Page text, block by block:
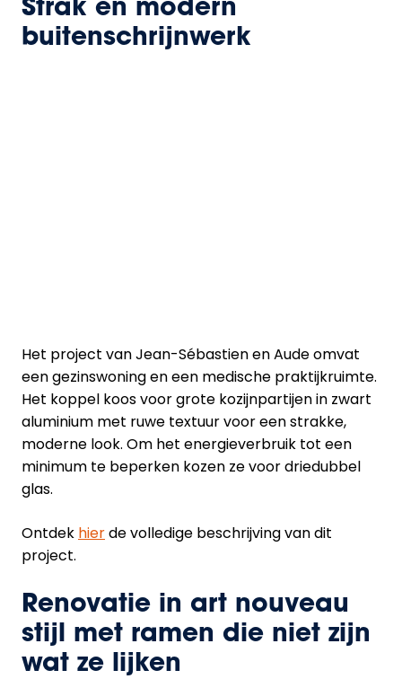
buitenschrijnwerk
Het project van Jean-Sébastien en Aude omvat
een gezinswoning en een medische praktijkruimte.
Het koppel koos voor grote kozijnpartijen in zwart
aluminium met ruwe textuur voor een strakke,
moderne look. Om het energieverbruik tot een
minimum te beperken kozen ze voor driedubbel
glas.
Ontdek hierde volledige beschrijving van dit
project.
Renovatie in art nouveau
stijl met ramen die niet zijn
wat ze lijken